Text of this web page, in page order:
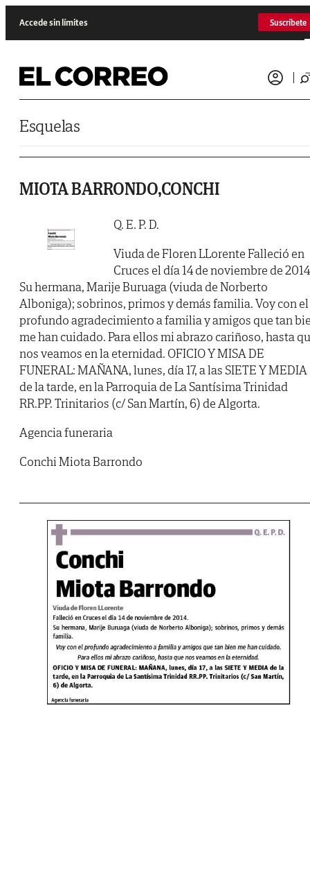
Accede sin límites Suscríbete
Esquelas
MIOTA BARRONDO,CONCHI
Q. E. P. D.
Viuda de Floren LLorente Falleció en
Cruces el día 14 de noviembre de
Su hermana, Marije Buruaga (viuda de Norberto
Alboniga); sobrinos, primos y demás familia. Voy con el
profundo agradecimiento a familia y amigos que tan
me han cuidado. Para ellos mi abrazo cariñoso, hasta
nos veamos en la eternidad. OFICIO Y MISA DE
FUNERAL: MAÑANA, lunes, día 17, a las SIETE Y MEDIA
de la tarde, en la Parroquia de La Santísima Trinidad
RR.PP. Trinitarios (c/ San Martín, 6) de Algorta.
Agencia funeraria
Conchi Miota Barrondo